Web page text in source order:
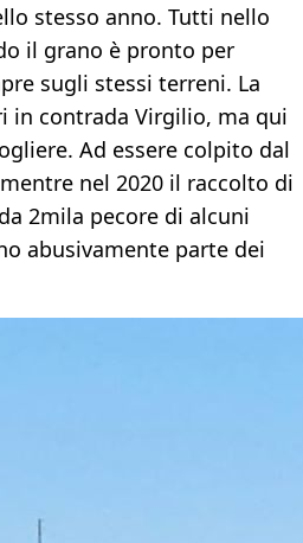
stesso anno. Tutti nello
il grano è pronto per
sugli stessi terreni. La
in contrada Virgilio, ma qui
Ad essere colpito dal
nel 2020 il raccolto di
2mila pecore di alcuni
abusivamente parte dei